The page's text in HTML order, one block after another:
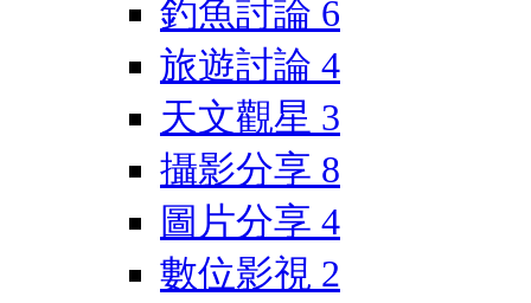
釣魚討論 6
旅遊討論 4
天文觀星 3
攝影分享 8
圖片分享 4
數位影視 2